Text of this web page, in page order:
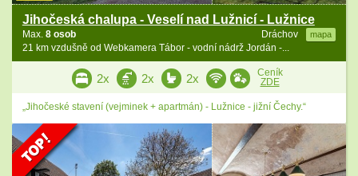
Jihočeská chalupa - Veselí nad Lužnicí - Lužnice
Dráchov mapa
Max. 8 osob
21 km vzdušně od Webkamera Tábor - vodní nádrž Jordán -...
2x 2x 2x
Ceník
ZDE
„Jihočeské stavení (vejminek + apartmán) - Lužnice - jižní Čechy.“